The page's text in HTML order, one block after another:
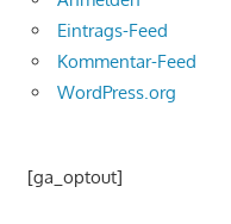
Eintrags-Feed
Kommentar-Feed
WordPress.org
[ga_optout]